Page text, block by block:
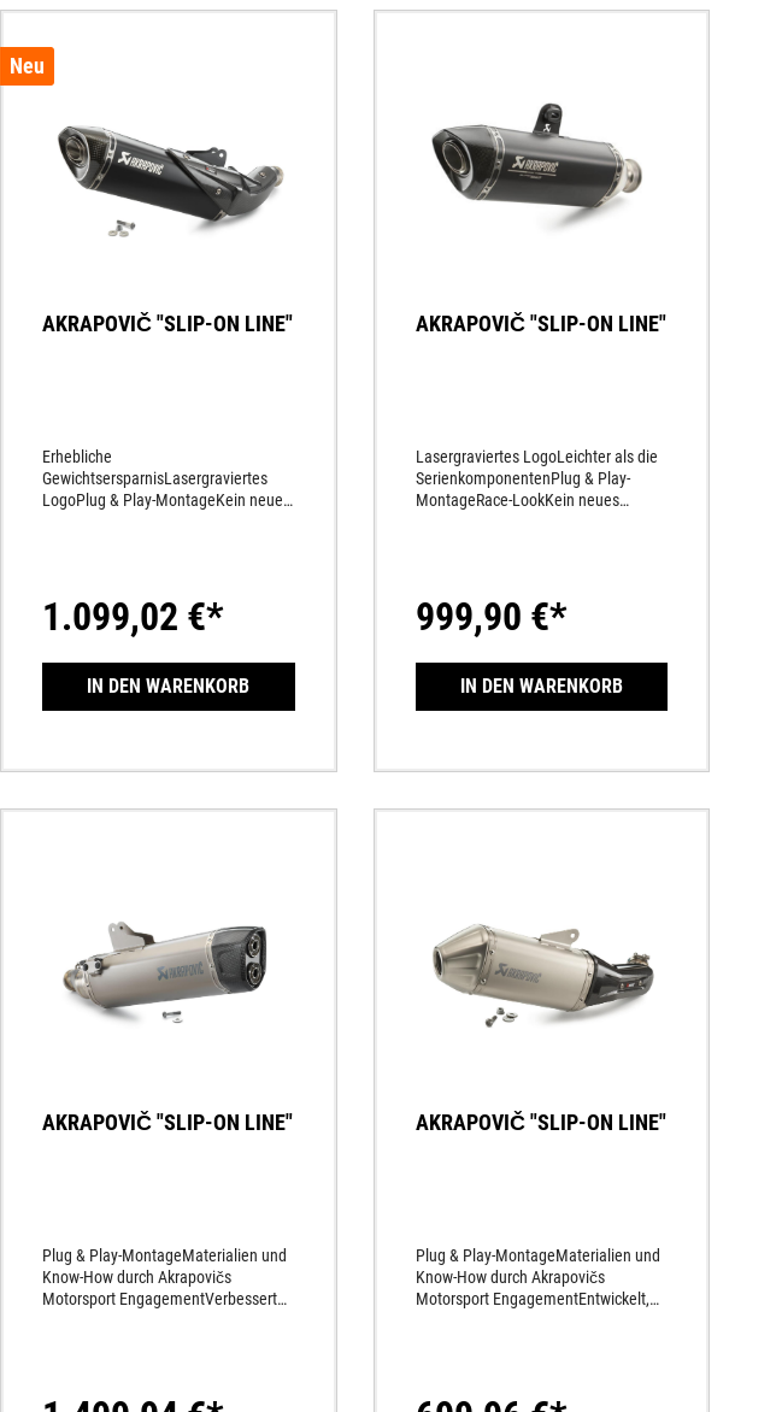
Neu
AKRAPOVIČ "SLIP-ON LINE"
Erhebliche
GewichtsersparnisLasergraviertes
LogoPlug & Play-MontageKein neues
Look
1.099,02 €*
IN DEN WARENKORB
AKRAPOVIČ "SLIP-ON LINE"
Lasergraviertes LogoLeichter als die
SerienkomponentenPlug & Play-
MontageRace-LookKein neues
kg
999,90 €*
IN DEN WARENKORB
AKRAPOVIČ "SLIP-ON LINE"
Plug & Play-MontageMaterialien und
Know-How durch Akrapovičs
Motorsport EngagementVerbesserte
bis ins kleinste Detail des
AKRAPOVIČ "SLIP-ON LINE"
Plug & Play-MontageMaterialien und
Know-How durch Akrapovičs
Motorsport EngagementEntwickelt,
Motormapping notwendig